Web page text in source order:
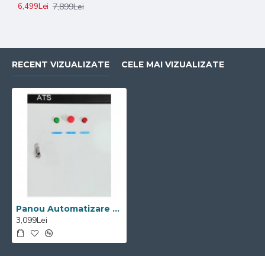
6,499Lei 7,899Lei
RECENT VIZUALIZATE CELE MAI VIZUALIZATE
Panou Automatizare Trifazat Visoli ATS25T-3
3,099Lei